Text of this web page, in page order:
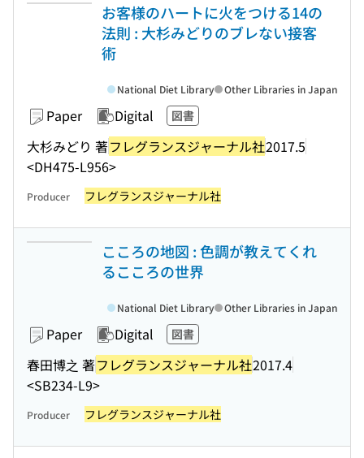
お客様のハートに火をつける14の
法則 : 大杉みどりのブレない接客
術
Paper Digital 図書
大杉みどり 著フレグランスジャーナル社2017.5
<DH475-L956>
National Diet Library Other Libraries in Japan
Producer フレグランスジャーナル社
こころの地図 : 色調が教えてくれ
るこころの世界
Paper Digital 図書
春田博之 著フレグランスジャーナル社2017.4
<SB234-L9>
National Diet Library Other Libraries in Japan
Producer フレグランスジャーナル社